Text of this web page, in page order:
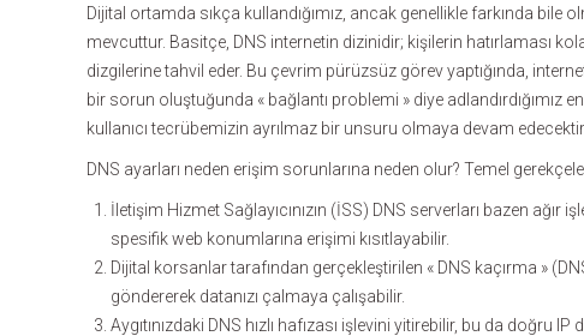
Dijital ortamda sıkça kullandığımız, ancak genellikle farkında bile
mevcuttur. Basitçe, DNS internetin dizinidir; kişilerin hatırlaması
dizgilerine tahvil eder. Bu çevrim pürüzsüz görev yaptığında,
bir sorun oluştuğunda « bağlantı problemi » diye adlandırdığımız
kullanıcı tecrübemizin ayrılmaz bir unsuru olmaya devam edecektir.
DNS ayarları neden erişim sorunlarına neden olur? Temel
İletişim Hizmet Sağlayıcınızın (İSS) DNS serverları bazen
spesifik web konumlarına erişimi kısıtlayabilir.
Dijital korsanlar tarafından gerçekleştirilen « DNS kaçırma »
göndererek datanızı çalmaya çalışabilir.
Aygıtınızdaki DNS hızlı hafızası işlevini yitirebilir, bu da doğru IP